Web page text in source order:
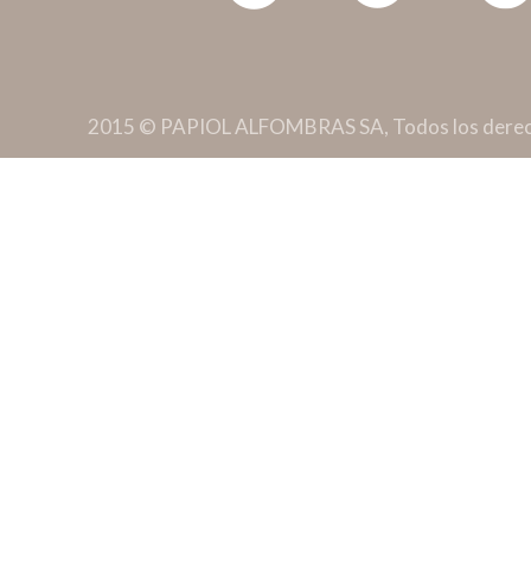
2015 © PAPIOL ALFOMBRAS SA, Todos los